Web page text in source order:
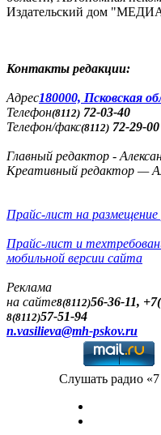
Издательский дом
Контакты редакции:
Адреc180000, Псковская
Телефон(8112) 72-03-40
Телефон/факс(8112) 72-29-00
Главный редактор -
Креативный редактор —
Прайс-лист на
Прайс-лист и
мобильной версии сайта
Реклама
на сайте8(8112)56-36-11,
8(8112)57-51-94
n.vasilieva@mh-pskov.ru
Слушать радио